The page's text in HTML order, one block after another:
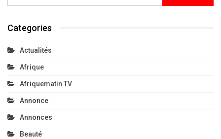
Categories
Actualités
Afrique
Afriquematin TV
Annonce
Annonces
Beauté